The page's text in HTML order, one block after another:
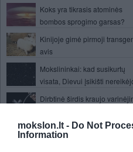
mokslon.lt - Do Not
Information
Koks yra tikrasis atominės
bombos sprogimo garsas?
Kinijoje gimė pirmoji
avis
Mokslininkai: kad susikurtų
visata, Dievui įsikišti
Dirbtinė širdis kraujo
Didžiulė ozono skylė virš
antarkties nemažėja